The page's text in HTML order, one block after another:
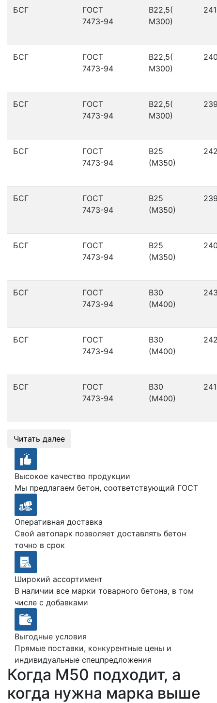
БСГ
ГОСТ
7473-94
В22,5(
М300)
БСГ
ГОСТ
7473-94
В22,5(
М300)
БСГ
ГОСТ
7473-94
В22,5(
М300)
БСГ
ГОСТ
7473-94
В25
(М350)
БСГ
ГОСТ
7473-94
В25
(М350)
БСГ
ГОСТ
7473-94
В25
(М350)
БСГ
ГОСТ
7473-94
В30
(М400)
БСГ
ГОСТ
7473-94
В30
(М400)
БСГ
ГОСТ
7473-94
В30
(М400)
Читать далее
Высокое качество продукции
Мы предлагаем бетон, соответствующий ГОСТ
Оперативная доставка
Свой автопарк позволяет доставлять бетон
точно в срок
Широкий ассортимент
В наличии все марки товарного бетона, в том
числе с добавками
Выгодные условия
Прямые поставки, конкурентные цены и
индивидуальные спецпредложения
Когда М50 подходит, а
когда нужна марка выше